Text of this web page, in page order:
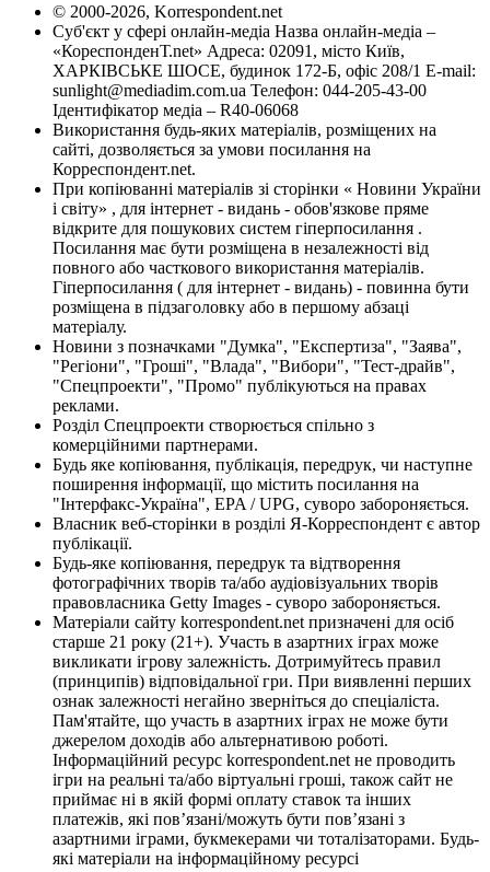
© 2000-2026, Korrespondent.net
Суб'єкт у сфері онлайн-медіа Назва онлайн-медіа –
«КореспонденТ.net» Адреса: 02091, місто Київ,
ХАРКІВСЬКЕ ШОСЕ, будинок 172-Б, офіс 208/1 E-mail:
sunlight@mediadim.com.ua Телефон: 044-205-43-00
Ідентифікатор медіа – R40-06068
Використання будь-яких матеріалів, розміщених на
сайті, дозволяється за умови посилання на
Корреспондент.net.
При копіюванні матеріалів зі сторінки « Новини України
і світу» , для інтернет - видань - обов'язкове пряме
відкрите для пошукових систем гіперпосилання .
Посилання має бути розміщена в незалежності від
повного або часткового використання матеріалів.
Гіперпосилання ( для інтернет - видань) - повинна бути
розміщена в підзаголовку або в першому абзаці
матеріалу.
Новини з позначками "Думка", "Експертиза", "Заява",
"Регіони", "Гроші", "Влада", "Вибори", "Тест-драйв",
"Спецпроекти", "Промо" публікуються на правах
реклами.
Розділ Спецпроекти створюється спільно з
комерційними партнерами.
Будь яке копіювання, публікація, передрук, чи наступне
поширення інформації, що містить посилання на
"Інтерфакс-Україна", EPA / UPG, суворо забороняється.
Власник веб-сторінки в розділі Я-Корреспондент є автор
публікації.
Будь-яке копіювання, передрук та відтворення
фотографічних творів та/або аудіовізуальних творів
правовласника Getty Images - суворо забороняється.
Матеріали сайту korrespondent.net призначені для осіб
старше 21 року (21+). Участь в азартних іграх може
викликати ігрову залежність. Дотримуйтесь правил
(принципів) відповідальної гри. При виявленні перших
ознак залежності негайно зверніться до спеціаліста.
Пам'ятайте, що участь в азартних іграх не може бути
джерелом доходів або альтернативою роботі.
Інформаційний ресурс korrespondent.net не проводить
ігри на реальні та/або віртуальні гроші, також сайт не
приймає ні в якій формі оплату ставок та інших
платежів, які пов’язані/можуть бути пов’язані з
азартними іграми, букмекерами чи тоталізаторами. Будь-
які матеріали на інформаційному ресурсі